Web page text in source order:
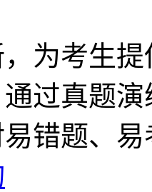
为考生
过真题
错题、